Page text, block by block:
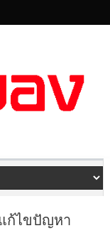
ก้ไขปัญหา